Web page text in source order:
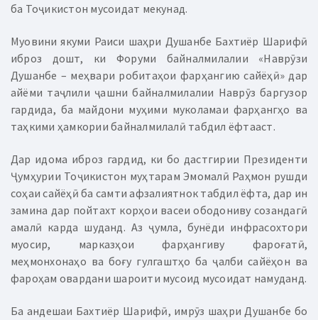
ба Тоҷикистон мусоидат мекунад.
Муовини якуми Раиси шаҳри Душанбе Бахтиёр Шарифӣ
иброз дошт, ки Форуми байналмилалии «Наврӯзи
Душанбе – меҳвари робитаҳои фарҳангию сайёҳӣ» дар
айёми таҷлили ҷашни байналмилалии Наврӯз баргузор
гардида, ба майдони муҳими муколамаи фарҳангҳо ва
таҳкими ҳамкории байналмилалӣ табдил ёфтааст.
Дар идома иброз гардид, ки бо дастгирии Президенти
Ҷумҳурии Тоҷикистон муҳтарам Эмомалӣ Раҳмон рушди
соҳаи сайёҳӣ ба самти афзалиятнок табдил ёфта, дар ин
замина дар пойтахт корҳои васеи ободониву созандагӣ
амалӣ карда шуданд. Аз ҷумла, бунёди инфрасохтори
муосир, марказҳои фарҳангиву фароғатӣ,
меҳмонхонаҳо ва боғу гулгаштҳо ба ҷалби сайёҳон ва
фароҳам овардани шароити мусоид мусоидат намуданд.
Ба андешаи Бахтиёр Шарифӣ, имрӯз шаҳри Душанбе бо